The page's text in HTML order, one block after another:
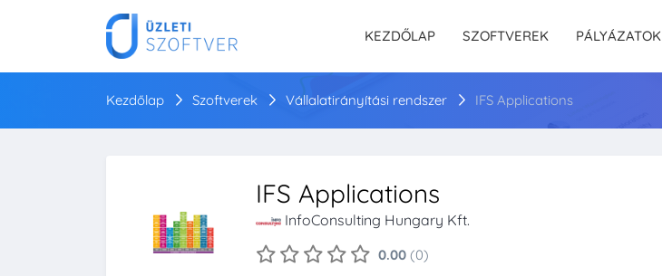
KEZDŐLAP SZOFTVEREK PÁLYÁZATOK
Kezdőlap Szoftverek Vállalatirányítási rendszer IFS Applications
IFS Applications
InfoConsulting Hungary Kft.
0.00 (0)